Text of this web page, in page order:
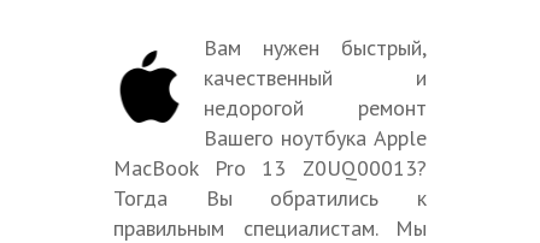
Вам нужен быстрый,
качественный и
недорогой ремонт
Вашего ноутбука Apple
MacBook Pro 13 Z0UQ00013?
Тогда Вы обратились к
правильным специалистам. Мы